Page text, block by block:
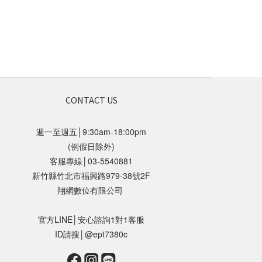
CONTACT US
週一至週五│9:30am-18:00pm
(例假日除外)
客服專線│03-5540881
新竹縣竹北市福興路979-38號2F
翔網數位有限公司
官方LINE│安心諮詢1對1客服
ID請搜│@ept7380c